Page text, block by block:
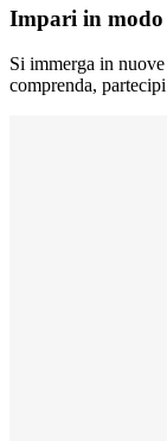
Impari in modo
Si immerga in
comprenda,